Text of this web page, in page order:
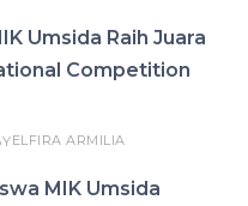
Umsida Raih Juara
Competition
ELFIRA ARMILIA
MIK Umsida